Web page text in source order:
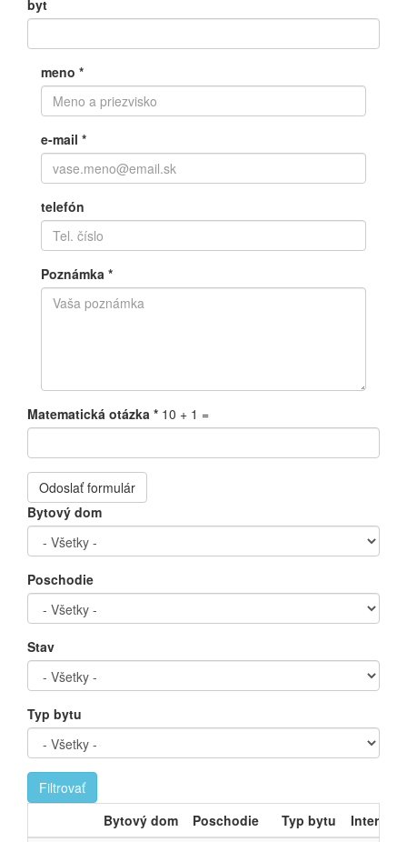
byt
meno *
e-mail *
telefón
Poznámka *
Matematická otázka * 10 + 1 =
Odoslať formulár
Bytový dom
Poschodie
Stav
Typ bytu
Filtrovať
Bytový dom
Poschodie Typ bytu
Interiér